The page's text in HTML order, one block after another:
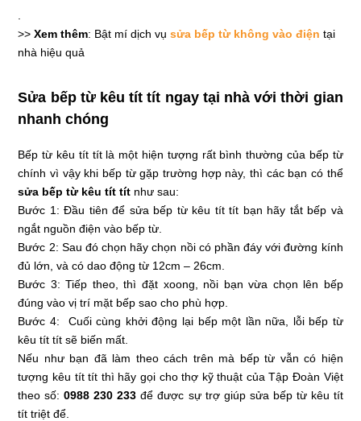
>>Xem thêm: Bật mí dịch vụsửa bếp từ không vào điện tại
nhà hiệu quả
Sửa bếp từ kêu tít tít ngay tại nhà với thời gian
nhanh chóng
Bếp từ kêu tít tít là một hiện tượng rất bình thường của bếp từ
chính vì vậy khi bếp từ gặp trường hợp này, thì các bạn có thể
sửa bếp từ kêu tít tít như sau:
Bước 1: Đầu tiên để sửa bếp từ kêu tít tít bạn hãy tắt bếp và
ngắt nguồn điện vào bếp từ.
Bước 2: Sau đó chọn hãy chọn nồi có phần đáy với đường kính
đủ lớn, và có dao động từ 12cm – 26cm.
Bước 3: Tiếp theo, thì đặt xoong, nồi bạn vừa chọn lên bếp
đúng vào vị trí mặt bếp sao cho phù hợp.
Bước 4: Cuối cùng khởi động lại bếp một lần nữa, lỗi bếp từ
kêu tít tít sẽ biến mất.
Nếu như bạn đã làm theo cách trên mà bếp từ vẫn có hiện
tượng kêu tít tít thì hãy gọi cho thợ kỹ thuật của Tập Đoàn Việt
theo số:0988 230 233 để được sự trợ giúp sửa bếp từ kêu tít
tít triệt để.